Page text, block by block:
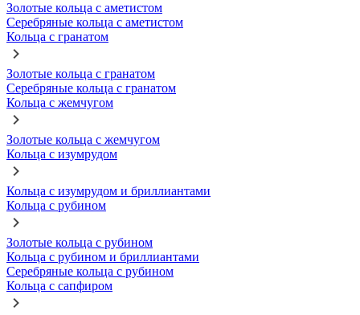
Золотые кольца с аметистом
Серебряные кольца с аметистом
Кольца с гранатом
Золотые кольца с гранатом
Серебряные кольца с гранатом
Кольца с жемчугом
Золотые кольца с жемчугом
Кольца с изумрудом
Кольца с изумрудом и бриллиантами
Кольца с рубином
Золотые кольца с рубином
Кольца с рубином и бриллиантами
Серебряные кольца с рубином
Кольца с сапфиром